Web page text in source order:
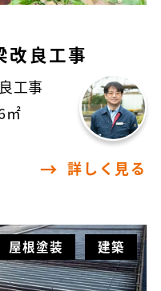
改良工事
工事
㎡
詳しく見る
屋根塗装 建築